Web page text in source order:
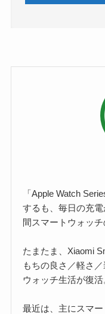
「Apple Watch
するも、毎日の充
間スマートウォッチ
たまたま、Xiaomi
もちの良さ／軽さ
ウォッチ生活が復活
最近は、主にスマ